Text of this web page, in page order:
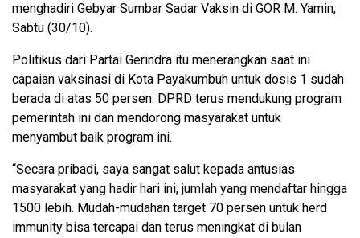
menghadiri Gebyar Sumbar Sadar Vaksin di GOR M. Yamin,
Sabtu (30/10).
Politikus dari Partai Gerindra itu menerangkan saat ini
capaian vaksinasi di Kota Payakumbuh untuk dosis 1 sudah
berada di atas 50 persen. DPRD terus mendukung program
pemerintah ini dan mendorong masyarakat untuk
menyambut baik program ini.
“Secara pribadi, saya sangat salut kepada antusias
masyarakat yang hadir hari ini, jumlah yang mendaftar hingga
1500 lebih. Mudah-mudahan target 70 persen untuk herd
immunity bisa tercapai dan terus meningkat di bulan